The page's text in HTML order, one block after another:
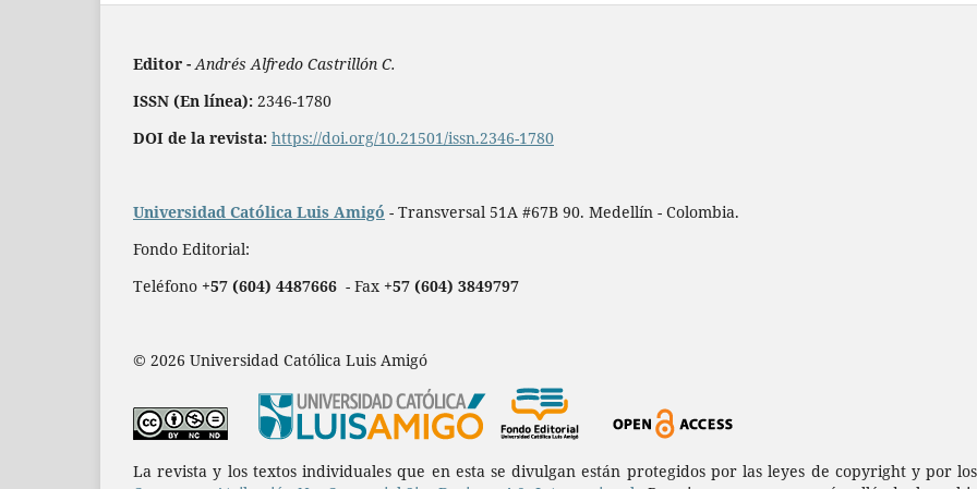
Editor - Andrés Alfredo Castrillón C.
ISSN (En línea): 2346-1780
DOI de la revista: https://doi.org/10.21501/issn.2346-1780
Universidad Católica Luis Amigó - Transversal 51A #67B 90. Medellín - Colombia.
Fondo Editorial:
Teléfono +57 (604) 4487666 - Fax +57 (604) 3849797
© 2026 Universidad Católica Luis Amigó
La revista y los textos individuales que en esta se divulgan están protegidos por las leyes de copyright y por